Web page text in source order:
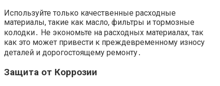
Используйте только качественные расходные
материалы, такие как масло, фильтры и тормозные
колодки․ Не экономьте на расходных материалах, так
как это может привести к преждевременному износу
деталей и дорогостоящему ремонту․
Защита от Коррозии